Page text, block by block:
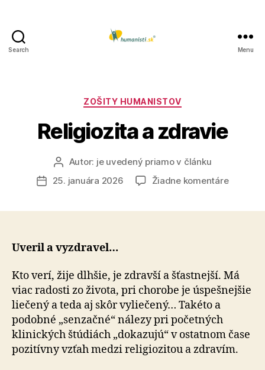
Search Menu
Kategórie
ZOŠITY HUMANISTOV
Religiozita a zdravie
Autor
článku
Autor: je uvedený priamo v článku
Dátum25. januára 2026 Žiadne komentárena
Uveril a vyzdravel…
Kto verí, žije dlhšie, je zdravší a šťastnejší. Má
viac radosti zo života, pri chorobe je úspešnejšie
liečený a teda aj skôr vyliečený… Takéto a
podobné „senzačné“ nálezy pri po­čet­ných
klinických štúdiách „dokazujú“ v ostatnom čase
pozitívny vzťah medzi religiozitou a zdravím.